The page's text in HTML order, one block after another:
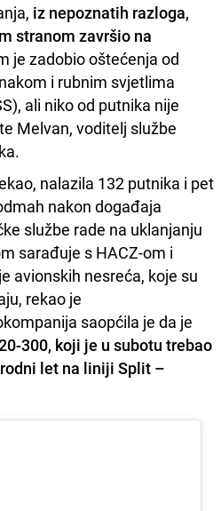
iz nepoznatih razloga,
stranom završio na
je zadobio oštećenja od
i rubnim svjetlima
ali niko od putnika nije
Melvan, voditelj službe
nalazila 132 putnika i pet
nakon događaja
službe rade na uklanjanju
sarađuje s HACZ-om i
avionskih nesreća, koje su
rekao je
saopćila je da je
300, koji je u subotu trebao
let na liniji Split –